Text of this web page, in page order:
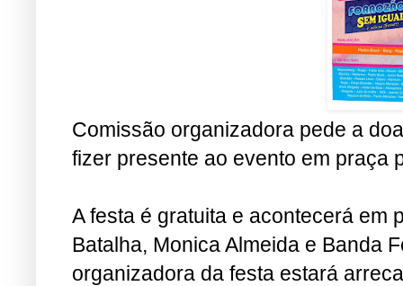
Comissão organizadora pede a
fizer presente ao evento em praça
A festa é gratuita e acontecerá em
Batalha, Monica Almeida e Banda
organizadora da festa estará